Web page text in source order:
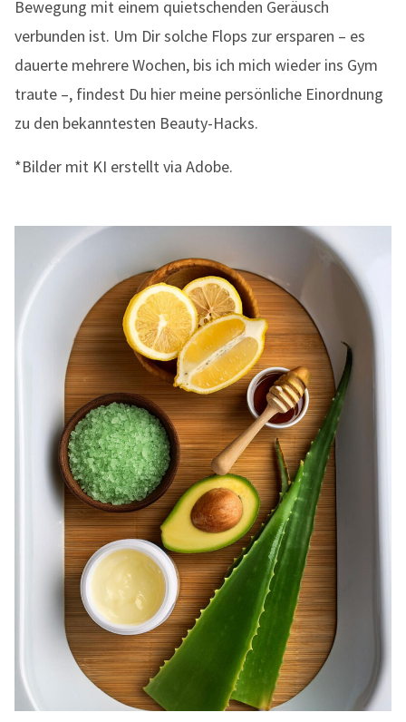
Bewegung mit einem quietschenden Geräusch
verbunden ist. Um Dir solche Flops zur ersparen – es
dauerte mehrere Wochen, bis ich mich wieder ins Gym
traute –, findest Du hier meine persönliche Einordnung
zu den bekanntesten Beauty-Hacks.
*Bilder mit KI erstellt via Adobe.